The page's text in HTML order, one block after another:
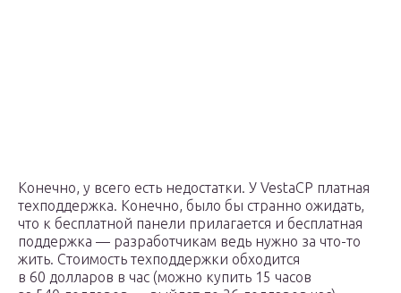
Конечно, у всего есть недостатки. У VestaCP платная
техподдержка. Конечно, было бы странно ожидать,
что к бесплатной панели прилагается и бесплатная
поддержка — разработчикам ведь нужно за что-то
жить. Стоимость техподдержки обходится
в 60 долларов в час (можно купить 15 часов